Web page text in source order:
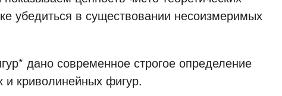
убедиться в существовании несоизмеримых
дано современное строгое определение
и криволинейных фигур.